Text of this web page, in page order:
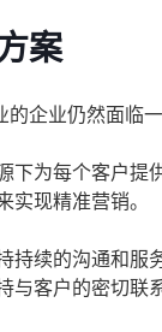
案
企业仍然面临一
下为每个客户提
现精准营销。
持续的沟通和服
客户的密切联系